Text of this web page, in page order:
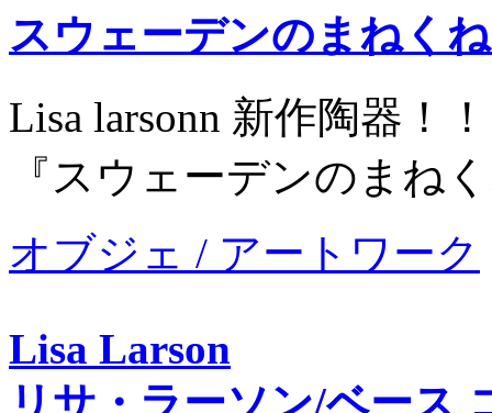
スウェーデンのまねく
Lisa larsonn 新作陶器！！
『スウェーデンのまね
オブジェ / アートワーク
Lisa Larson
リサ・ラーソン/ベース